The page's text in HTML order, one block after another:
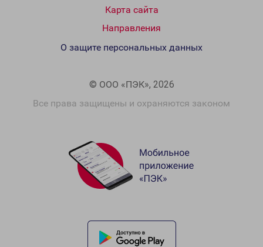
Карта сайта
Направления
© ООО «ПЭК», 2026
Все права защищены и охраняются законом
О защите персональных данных